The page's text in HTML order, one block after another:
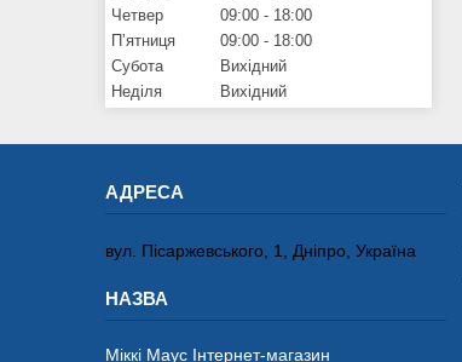
Четвер
09:00
18:00
Пʼятниця
09:00
18:00
Субота
Вихідний
Неділя
Вихідний
вул. Пісаржевського, 1, Дніпро, Україна
Міккі Маус Інтернет-магазин